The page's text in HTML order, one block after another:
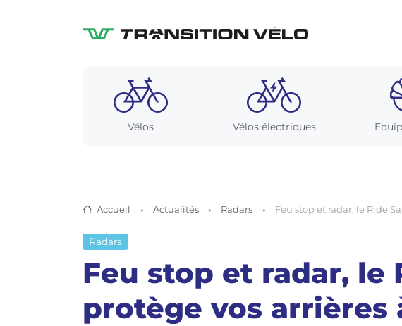
Vélos Vélos électriques
Accueil Actualités Radars Feu stop et radar, le Ride
Radars
Feu stop et radar, le
protège vos arrières